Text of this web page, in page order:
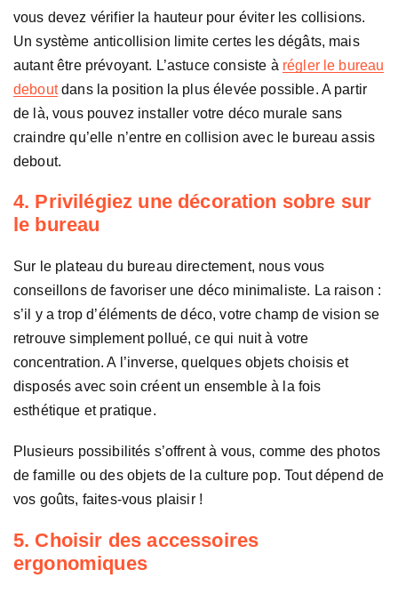
vous devez vérifier la hauteur pour éviter les collisions.
Un système anticollision limite certes les dégâts, mais
autant être prévoyant. L’astuce consiste à régler le bureau
deboutdans la position la plus élevée possible. A partir
de là, vous pouvez installer votre déco murale sans
craindre qu’elle n’entre en collision avec le bureau assis
debout.
4. Privilégiez une décoration sobre sur
le bureau
Sur le plateau du bureau directement, nous vous
conseillons de favoriser une déco minimaliste. La raison :
s’il y a trop d’éléments de déco, votre champ de vision se
retrouve simplement pollué, ce qui nuit à votre
concentration. A l’inverse, quelques objets choisis et
disposés avec soin créent un ensemble à la fois
esthétique et pratique.
Plusieurs possibilités s’offrent à vous, comme des photos
de famille ou des objets de la culture pop. Tout dépend de
vos goûts, faites-vous plaisir !
5. Choisir des accessoires
ergonomiques